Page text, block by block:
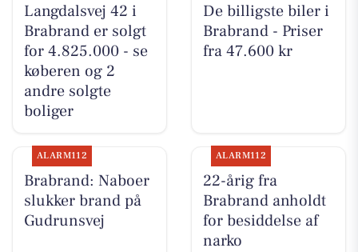
Langdalsvej 42 i
Brabrand er solgt
for 4.825.000 - se
køberen og 2
andre solgte
boliger
De billigste biler i
Brabrand - Priser
fra 47.600 kr
ALARM112
Brabrand: Naboer
slukker brand på
Gudrunsvej
ALARM112
22-årig fra
Brabrand anholdt
for besiddelse af
narko